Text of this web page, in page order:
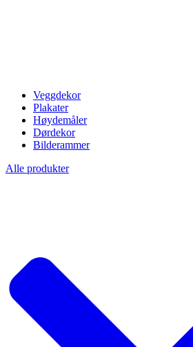
Veggdekor
Plakater
Høydemåler
Dørdekor
Bilderammer
Alle produkter